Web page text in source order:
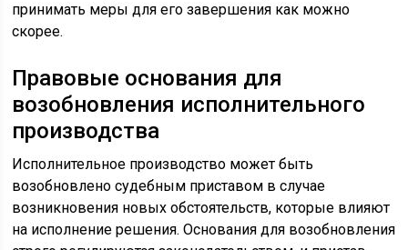
принимать меры для его завершения как можно
скорее.
Правовые основания для
возобновления исполнительного
производства
Исполнительное производство может быть
возобновлено судебным приставом в случае
возникновения новых обстоятельств, которые влияют
на исполнение решения. Основания для возобновления